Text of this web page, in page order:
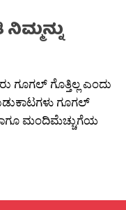
ಗೂಗಲ್ ಗೊತ್ತಿಲ್ಲ ಎಂದು
ಗೂಗಲ್
ಮಂದಿಮೆಚ್ಚುಗೆಯ